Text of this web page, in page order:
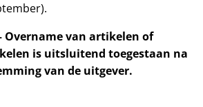
van artikelen of
is uitsluitend toegestaan na
van de uitgever.